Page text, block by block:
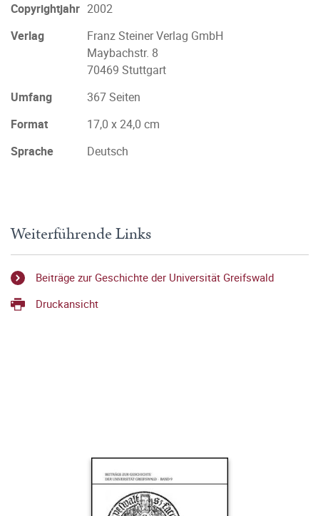
Copyrightjahr 2002
Verlag
Franz Steiner Verlag GmbH
Maybachstr. 8
70469 Stuttgart
Umfang
367 Seiten
Format
17,0 x 24,0 cm
Sprache
Deutsch
Weiterführende Links
Beiträge zur Geschichte der Universität Greifswald
Druckansicht